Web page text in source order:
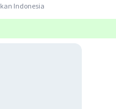
Indonesia